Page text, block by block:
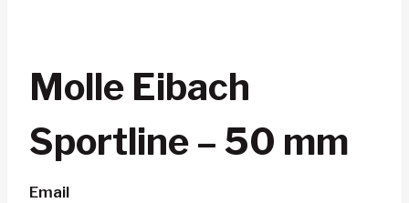
Molle Eibach
Sportline – 50 mm
Email